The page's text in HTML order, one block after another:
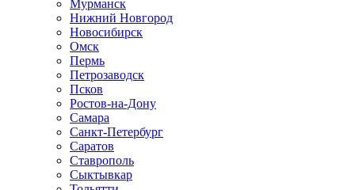
Мурманск
Нижний Новгород
Новосибирск
Омск
Пермь
Петрозаводск
Псков
Ростов-на-Дону
Самара
Санкт-Петербург
Саратов
Ставрополь
Сыктывкар